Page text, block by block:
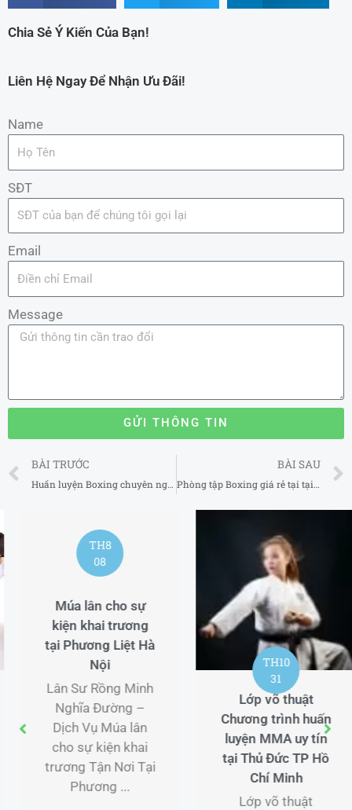
Chia Sẻ Ý Kiến Của Bạn!
Liên Hệ Ngay Để Nhận Ưu Đãi!
Name
SĐT
Email
Message
GỬI THÔNG TIN
Prev
BÀI TRƯỚC
Huấn luyện Boxing chuyên nghiệp ở tại Huyện Thường Tín Hà Nội 2025
BÀI SAU
Phòng tập Boxing giá rẻ tại tại Huyện Sóc Sơn Hà Nội 2025
TH8
Múa lân cho sự
kiện khai trương
tại Phương Liệt Hà
Nội
Lân Sư Rồng Minh
Nghĩa Đường –
Dịch Vụ Múa lân
cho sự kiện khai
trương Tận Nơi Tại
Phương ...
TH10
Lớp võ thuật
Chương trình huấn
luyện MMA uy tín
tại Thủ Đức TP Hồ
Chí Minh
Lớp võ thuật